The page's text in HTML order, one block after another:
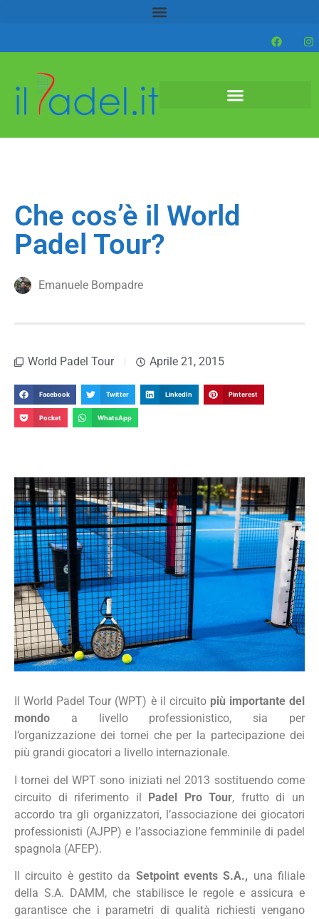
Che cos’è il World
Padel Tour?
Emanuele Bompadre
World Padel Tour Aprile 21, 2015
Facebook Twitter LinkedIn Pinterest
Pocket WhatsApp
Il World Padel Tour (WPT) è il circuito più importante del
mondo a livello professionistico, sia per
l’organizzazione dei tornei che per la partecipazione dei
più grandi giocatori a livello internazionale.
I tornei del WPT sono iniziati nel 2013 sostituendo come
circuito di riferimento il Padel Pro Tour, frutto di un
accordo tra gli organizzatori, l’associazione dei giocatori
professionisti (AJPP) e l’associazione femminile di padel
spagnola (AFEP).
Il circuito è gestito da Setpoint events S.A., una filiale
della S.A. DAMM, che stabilisce le regole e assicura e
garantisce che i parametri di qualità richiesti vengano